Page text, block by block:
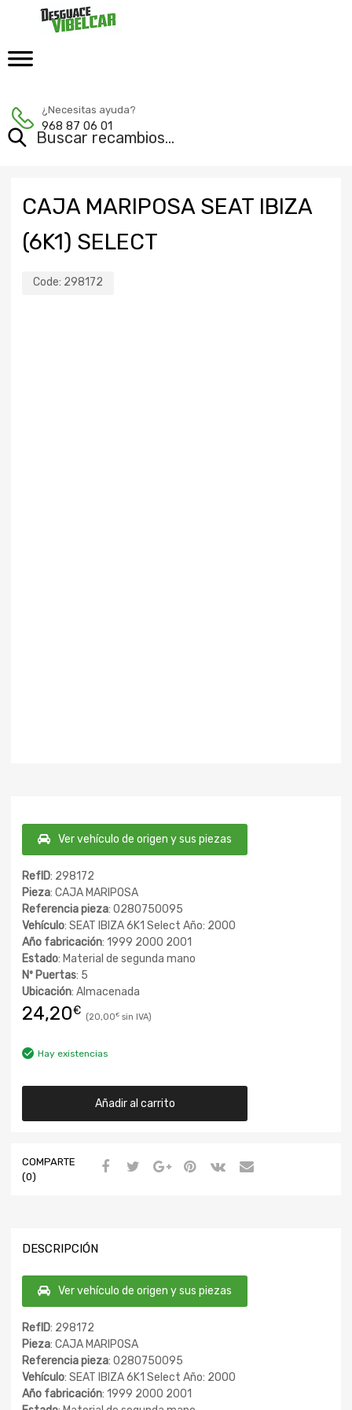
¿Necesitas ayuda?
968 87 06 01
CAJA MARIPOSA SEAT IBIZA
(6K1) SELECT
Code: 298172
Ver vehículo de origen y sus piezas
RefID: 298172
Pieza: CAJA MARIPOSA
Referencia pieza: 0280750095
Vehículo: SEAT IBIZA 6K1 Select Año: 2000
Año fabricación: 1999 2000 2001
Estado: Material de segunda mano
Nº Puertas: 5
Ubicación: Almacenada
24,20€ 20,00€
Hay existencias
Añadir al carrito
COMPARTE
(0)
DESCRIPCIÓN
Ver vehículo de origen y sus piezas
RefID: 298172
Pieza: CAJA MARIPOSA
Referencia pieza: 0280750095
Vehículo: SEAT IBIZA 6K1 Select Año: 2000
Año fabricación: 1999 2000 2001